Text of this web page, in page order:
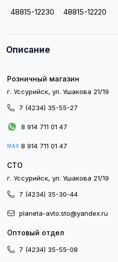
48815-12230 48815-12220
Описание
Розничный магазин
г. Уссурийск, ул. Ушакова 21/19
7 (4234) 35-55-27
8 914 711 01 47
MAX 8 914 711 01 47
СТО
г. Уссурийск, ул. Ушакова 21/19
7 (4234) 35-30-44
planeta-avto.sto@yandex.ru
Оптовый отдел
7 (4234) 35-55-08